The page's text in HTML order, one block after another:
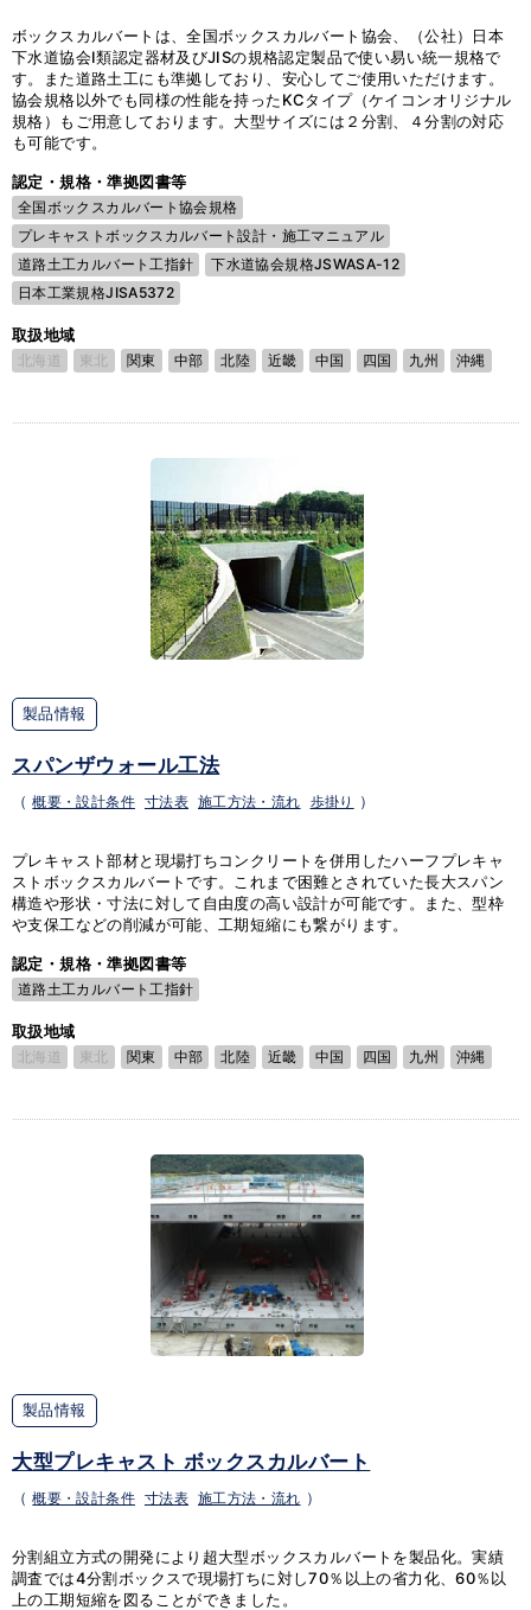
ボックスカルバートは、全国ボックスカルバート協会、（公社）日本
下水道協会I類認定器材及びJISの規格認定製品で使い易い統一規格で
す。また道路土工にも準拠しており、安心してご使用いただけます。
協会規格以外でも同様の性能を持ったKCタイプ（ケイコンオリジナル
規格）もご用意しております。大型サイズには２分割、４分割の対応
も可能です。
認定・規格・準拠図書等
全国ボックスカルバート協会規格
プレキャストボックスカルバート設計・施工マニュアル
道路土工カルバート工指針
下水道協会規格JSWASA-12
日本工業規格JISA5372
取扱地域
北海道 東北 関東 中部 北陸 近畿 中国 四国 九州 沖縄
製品情報
スパンザウォール工法
（ 概要・設計条件 寸法表 施工方法・流れ 歩掛り ）
プレキャスト部材と現場打ちコンクリートを併用したハーフプレキャ
ストボックスカルバートです。これまで困難とされていた長大スパン
構造や形状・寸法に対して自由度の高い設計が可能です。また、型枠
や支保工などの削減が可能、工期短縮にも繋がります。
認定・規格・準拠図書等
道路土工カルバート工指針
取扱地域
北海道 東北 関東 中部 北陸 近畿 中国 四国 九州 沖縄
製品情報
大型プレキャスト ボックスカルバート
（ 概要・設計条件 寸法表 施工方法・流れ ）
分割組立方式の開発により超大型ボックスカルバートを製品化。実績
調査では4分割ボックスで現場打ちに対し70％以上の省力化、60％以
上の工期短縮を図ることができました。